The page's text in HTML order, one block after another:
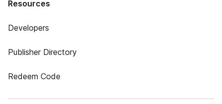
Resources
Developers
Publisher Directory
Redeem Code